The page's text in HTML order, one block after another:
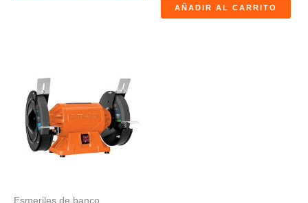
AÑADIR AL CARRITO
Esmeriles de banco